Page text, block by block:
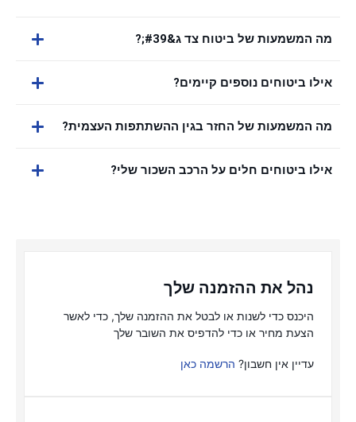
מה המשמעות של ביטוח צד ג&#39;?
אילו ביטוחים נוספים קיימים?
מה המשמעות של החזר בגין ההשתתפות העצמית?
אילו ביטוחים חלים על הרכב השכור שלי?
נהל את ההזמנה שלך
היכנס כדי לשנות או לבטל את ההזמנה שלך, כדי לאשר
הצעת מחיר או כדי להדפיס את השובר שלך
עדיין אין חשבון? הרשמה כאן